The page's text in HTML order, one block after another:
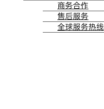
商务合作
售后服务
全球服务热线